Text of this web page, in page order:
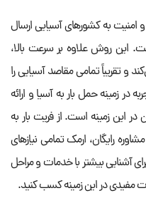
و امنیت به کشورهای آسیایی ارسال
این روش علاوه بر سرعت بالا،
و تقریباً تمامی مقاصد آسیایی را
زمینه حمل بار به آسیا و ارائه
این زمینه است. از فریت بار به
رایگان، ارمک تمامی نیازهای
آشنایی بیشتر با خدمات و مراحل
مفیدی در این زمینه کسب کنید.